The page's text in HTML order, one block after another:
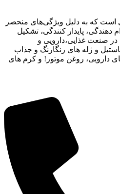
است که به دلیل ویژگی‌های منحصر
پایدار کنندگی، تشکیل
در صنعت غذایی،دارویی و
و ژله های رنگارنگ و جذاب
دارویی، روغن موتور! و کرم های